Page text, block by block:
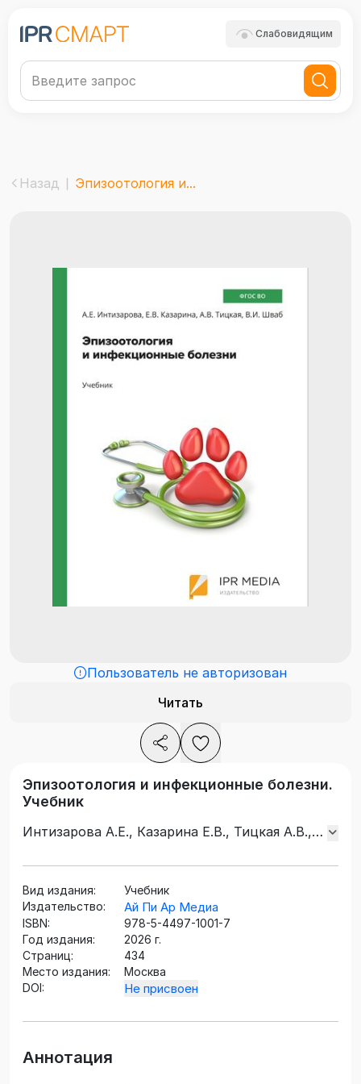
Слабовидящим
Назад Эпизоотология и...
Пользователь не авторизован
Читать
Эпизоотология и инфекционные болезни.
Учебник
Интизарова А.Е., Казарина Е.В., Тицкая А.В.,
Вид издания:
Учебник
Издательство:
Ай Пи Ар Медиа
ISBN:
978-5-4497-1001-7
Год издания:
2026 г.
Страниц:
434
Место издания:
Москва
DOI:
Не присвоен
Аннотация